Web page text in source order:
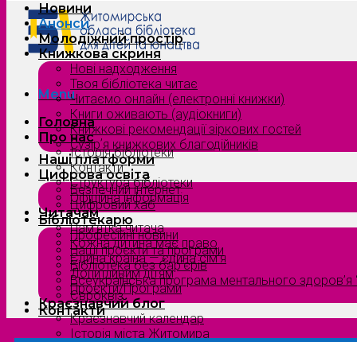
Menu
Головна
Про нас
Історія бібліотеки
Контакти
Структура бібліотеки
Офіційна інформація
Читачам
Пам’ятка читача
Кожна дитина має право
Єдина країна — єдина сім’я
Допитливим дітям
Проєкти/Програми
Краєзнавчий блог
Краєзнавчий календар
Історія міста Житомира
Новини
Анонси
Молодіжний простір
Книжкова скриня
Нові надходження
Твоя бібліотека читає
Читаємо онлайн (електронні книжки)
Книги оживають (аудіокниги)
Книжкові рекомендації зіркових гостей
Сузірʼя книжкових благодійників
Наші платформи
Цифрова освіта
Безпечний інтернет
Цифровий хаб
Бібліотекарю
Професійні новини
Наші проєкти та програми
Бібліотека без бар’єрів
Всеукраїнська програма ментального здоров’я
Євроквіз
Контакти